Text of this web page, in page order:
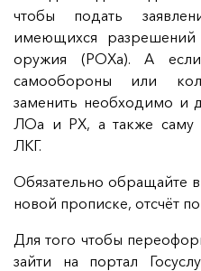
чтобы подать
имеющихся
оружия (РОХа). А
самообороны или
заменить необходимо и
ЛОа и РХ, а также саму
ЛКГ.
Обязательно обращайте
новой прописке, отсчёт
Для того чтобы
зайти на портал